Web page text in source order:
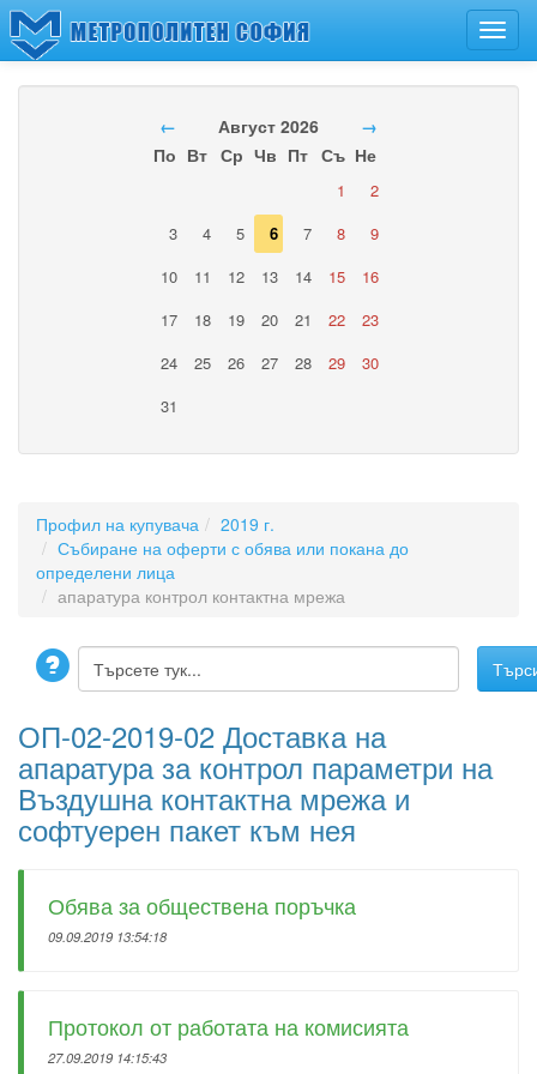
← Август 2026
→
По Вт Ср Чв Пт Съ Не
1
2
3
4 5 6 7 8
9
10
11 12 13 14 15
16
17
18 19 20 21 22
23
24
25 26 27 28 29
30
31
Профил на купувача
2019 г.
Събиране на оферти с обява или покана до
определени лица
апаратура контрол контактна мрежа
ОП-02-2019-02 Доставка на
апаратура за контрол параметри на
Въздушна контактна мрежа и
софтуерен пакет към нея
Обява за обществена поръчка
09.09.2019 13:54:18
Протокол от работата на комисията
27.09.2019 14:15:43